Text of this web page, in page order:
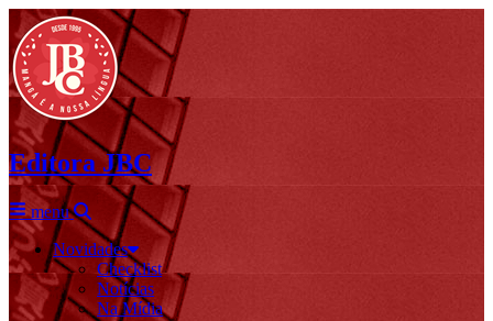
Editora JBC
menu
Novidades
Checklist
Notícias
Na Mídia